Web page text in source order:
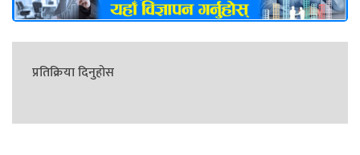
प्रतिक्रिया दिनुहोस